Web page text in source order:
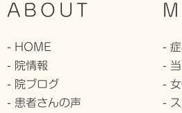
ABOUT
- HOME
- 院情報
- 院ブログ
- 患者さんの声
-
-
-
-